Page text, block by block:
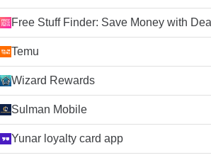
Free Stuff Finder: Save Money with
Temu
Wizard Rewards
Sulman Mobile
Yunar loyalty card app